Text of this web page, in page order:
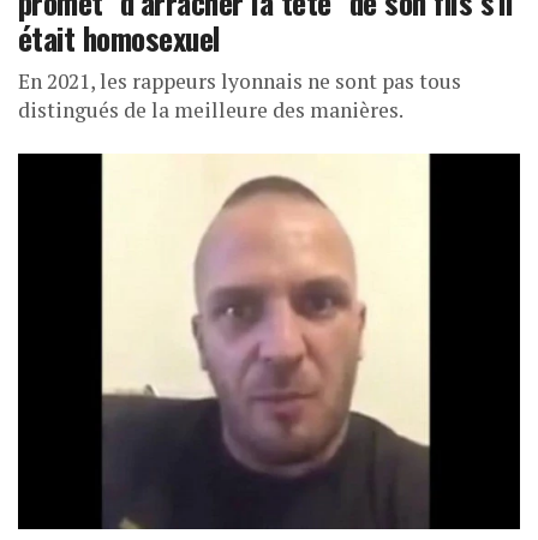
était homosexuel
En 2021, les rappeurs lyonnais ne sont pas tous
distingués de la meilleure des manières.